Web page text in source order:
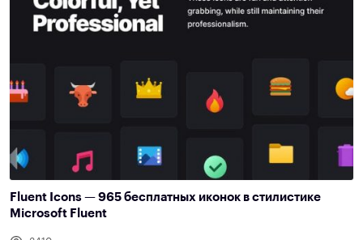
Fluent Icons — 965 бесплатных иконок в стилистике
Microsoft Fluent